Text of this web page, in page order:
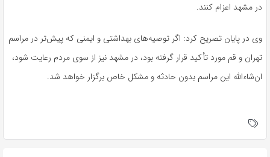
در مشهد اعزام کنند.
وی در پایان تصریح کرد: اگر توصیه‌های بهداشتی و ایمنی که پیش‌تر در مراسم
تهران و قم مورد تأکید قرار گرفته بود، در مشهد نیز از سوی مردم رعایت شود،
ان‌شاءالله این مراسم بدون حادثه و مشکل خاص برگزار خواهد شد.